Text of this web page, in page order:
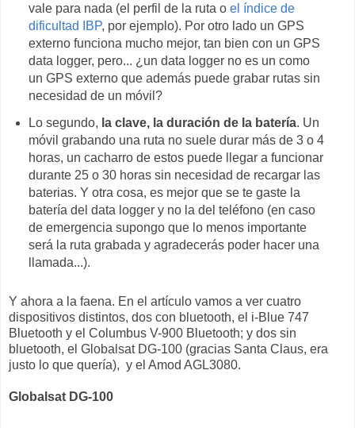
vale para nada (el perfil de la ruta o el índice de
dificultad IBP, por ejemplo). Por otro lado un GPS
externo funciona mucho mejor, tan bien con un GPS
data logger, pero... ¿un data logger no es un como
un GPS externo que además puede grabar rutas sin
necesidad de un móvil?
Lo segundo, la clave, la duración de la batería. Un
móvil grabando una ruta no suele durar más de 3 o 4
horas, un cacharro de estos puede llegar a funcionar
durante 25 o 30 horas sin necesidad de recargar las
baterias. Y otra cosa, es mejor que se te gaste la
batería del data logger y no la del teléfono (en caso
de emergencia supongo que lo menos importante
será la ruta grabada y agradecerás poder hacer una
llamada...).
Y ahora a la faena. En el artículo vamos a ver cuatro
dispositivos distintos, dos con bluetooth, el i-Blue 747
Bluetooth y el Columbus V-900 Bluetooth; y dos sin
bluetooth, el Globalsat DG-100 (gracias Santa Claus, era
justo lo que quería), y el Amod AGL3080.
Globalsat DG-100